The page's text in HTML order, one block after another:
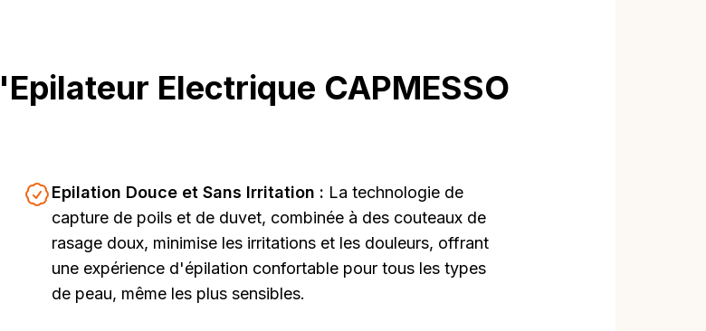
Electrique CAPMESSO
Epilation Douce et Sans Irritation : La technologie de
capture de poils et de duvet, combinée à des couteaux de
rasage doux, minimise les irritations et les douleurs, offrant
une expérience d'épilation confortable pour tous les types
de peau, même les plus sensibles.